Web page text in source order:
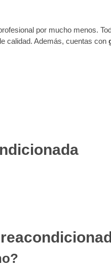
por mucho menos.
calidad. Además, cuentas con